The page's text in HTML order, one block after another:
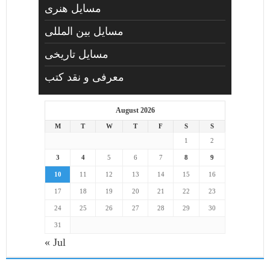
مسايل هنری
مسایل بین المللی
مسایل تاریخی
معرفی و نقد کتب
August 2026
M T W T F S
S
1
2
3 4 5 6 7 8 9
10 11 12 13 14 15 16
17 18 19 20 21 22 23
24 25 26 27 28 29 30
31
« Jul